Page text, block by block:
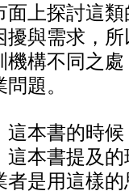
面上探討這
與需求，所
構不同之
題。
本書的時
本書提及
是用這樣的